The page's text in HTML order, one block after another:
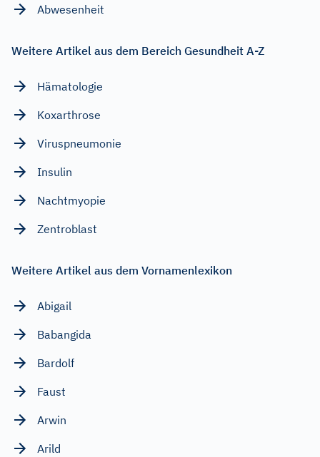
Abwesenheit
Weitere Artikel aus dem Bereich Gesundheit A-Z
Hämatologie
Koxarthrose
Viruspneumonie
Insulin
Nachtmyopie
Zentroblast
Weitere Artikel aus dem Vornamenlexikon
Abigail
Babangida
Bardolf
Faust
Arwin
Arild